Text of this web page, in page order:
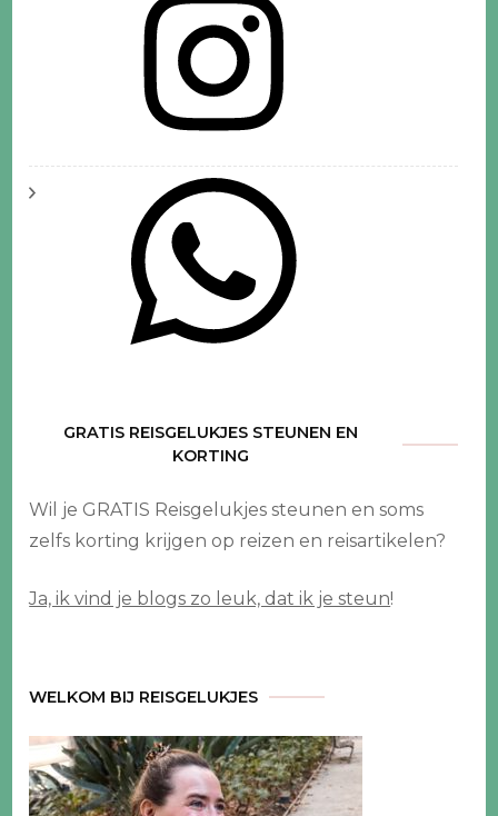
GRATIS REISGELUKJES STEUNEN EN
KORTING
Wil je GRATIS Reisgelukjes steunen en soms
zelfs korting krijgen op reizen en reisartikelen?
Ja, ik vind je blogs zo leuk, dat ik je steun!
WELKOM BIJ REISGELUKJES